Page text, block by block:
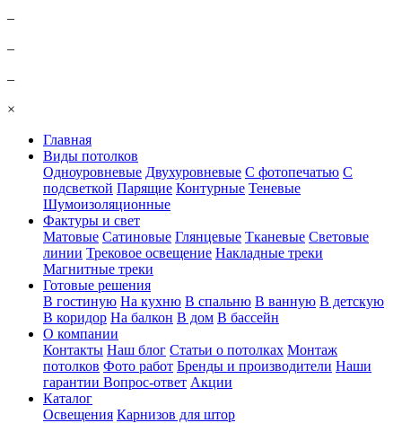
–
–
–
×
Главная
Виды потолков
Одноуровневые Двухуровневые С фотопечатью С
подсветкой Парящие Контурные Теневые
Шумоизоляционные
Фактуры и свет
Матовые Сатиновые Глянцевые Тканевые Световые
линии Трековое освещение Накладные треки
Магнитные треки
Готовые решения
В гостиную На кухню В спальню В ванную В детскую
В коридор На балкон В дом В бассейн
О компании
Контакты Наш блог Статьи о потолках Монтаж
потолков Фото работ Бренды и производители Наши
гарантии Вопрос-ответ Акции
Каталог
Освещения Карнизов для штор